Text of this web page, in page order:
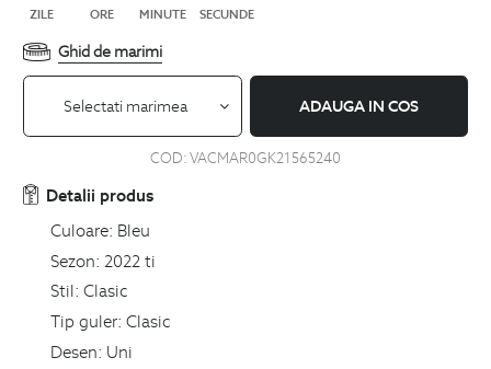
ZILE ORE MINUTE SECUNDE
Ghid de marimi
Selectati marimea ADAUGA IN COS
COD:VACMAR0GK21565240
Detalii produs
Culoare: Bleu
Sezon: 2022 ti
Stil: Clasic
Tip guler: Clasic
Desen: Uni